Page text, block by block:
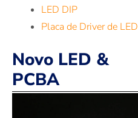
LED DIP
Placa de Driver de LED
Novo LED &
PCBA